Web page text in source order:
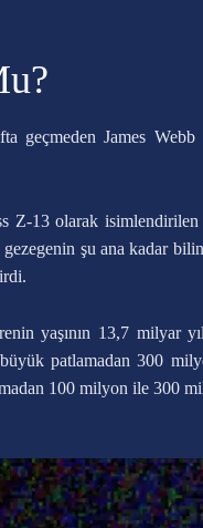
geçmeden James Webb
Z-13 olarak
şu ana kadar
yaşının 13,7 milyar
patlamadan 300
100 milyon ile 300